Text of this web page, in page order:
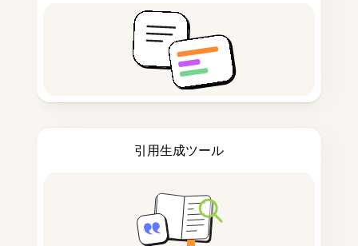
引用生成ツール